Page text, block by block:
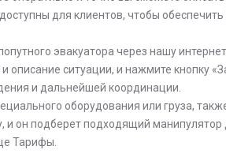
для клиентов, чтобы
эвакуатора через нашу
ситуации, и нажмите кнопку
и дальнейшей координации.
оборудования или груза,
и он подберет подходящий
Тарифы.